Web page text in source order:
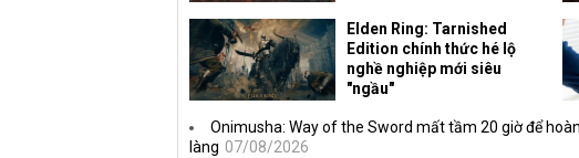
Elden Ring: Tarnished
Edition chính thức hé lộ
nghề nghiệp mới siêu
"ngầu"
Onimusha: Way of the Sword mất tầm 20 giờ để
làng 07/08/2026